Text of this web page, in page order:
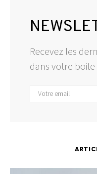
Recevez les
dans votre boite